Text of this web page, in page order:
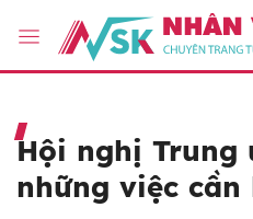
Hội nghị Trung
những việc